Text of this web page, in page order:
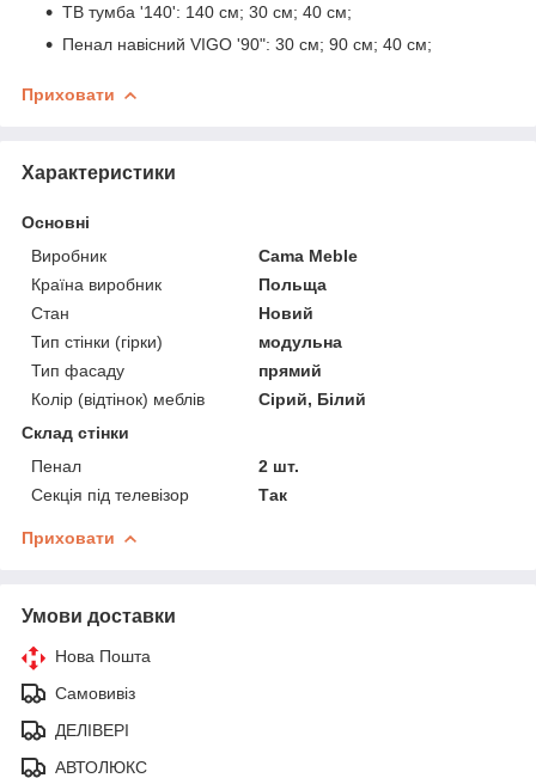
ТВ тумба '140': 140 см; 30 см; 40 см;
Пенал навісний VIGO '90": 30 см; 90 см; 40 см;
Приховати
Характеристики
Основні
Виробник
Cama Meble
Країна виробник
Польща
Стан
Новий
Тип стінки (гірки)
модульна
Тип фасаду
прямий
Колір (відтінок) меблів
Сірий, Білий
Склад стінки
Пенал
2 шт.
Секція під телевізор
Так
Приховати
Умови доставки
Нова Пошта
Самовивіз
ДЕЛІВЕРІ
АВТОЛЮКС